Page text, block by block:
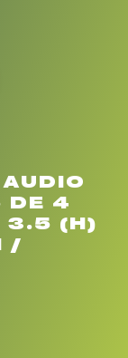
DE 4
3.5 (H)
/